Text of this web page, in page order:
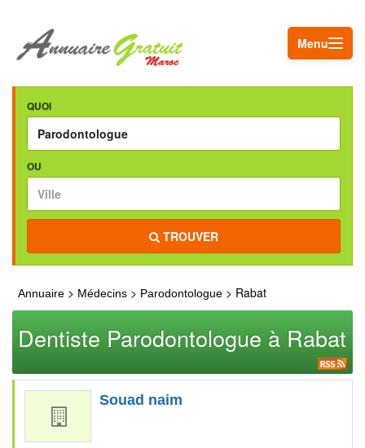
Menu
QUOI
OU
TROUVER
Annuaire > Médecins > Parodontologue > Rabat
Dentiste Parodontologue à Rabat
Souad naim